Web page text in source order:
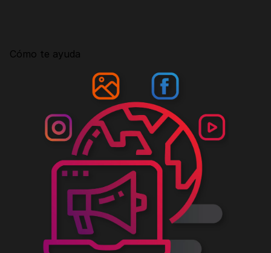
Google Ads
Facebook Ads
Desarrollo Web
Automatización
Email marketing
Cómo te ayuda